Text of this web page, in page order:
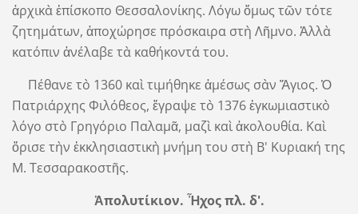
ἀρχικὰ ἐπίσκοπο Θεσσαλονίκης. Λόγω ὅμως τῶν τότε
ζητημάτων, ἀποχώρησε πρόσκαιρα στὴ Λῆμνο. Ἀλλὰ
κατόπιν ἀνέλαβε τὰ καθήκοντά του.
Πέθανε τὸ 1360 καὶ τιμήθηκε ἀμέσως σὰν Ἅγιος. Ὁ
Πατριάρχης Φιλόθεος, ἔγραψε τὸ 1376 ἐγκωμιαστικὸ
λόγο στὸ Γρηγόριο Παλαμᾶ, μαζὶ καὶ ἀκολουθία. Καὶ
ὅρισε τὴν ἐκκλησιαστικὴ μνήμη του στὴ Β' Κυριακή της
Μ. Τεσσαρακοστῆς.
Ἀπολυτίκιον. Ἦχος πλ. δ'.